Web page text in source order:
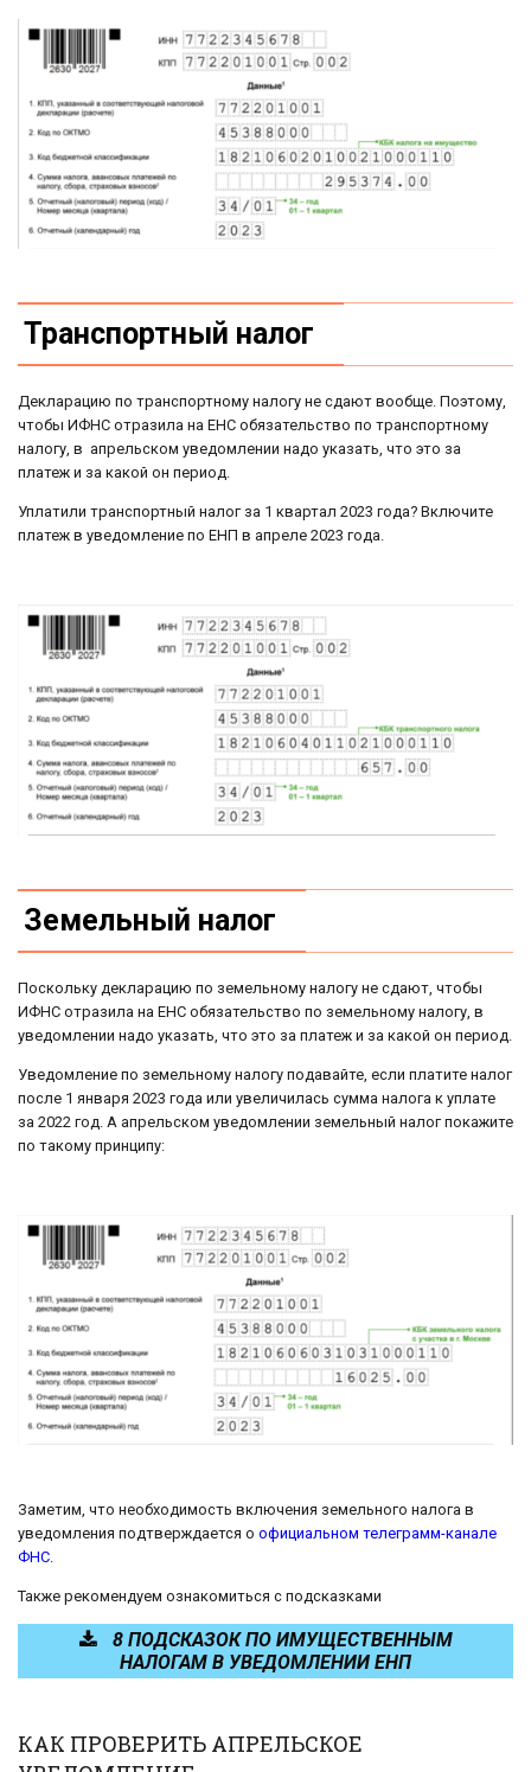
Транспортный налог
Декларацию по транспортному налогу не сдают вообще. Поэтому,
чтобы ИФНС отразила на ЕНС обязательство по транспортному
налогу, в апрельском уведомлении надо указать, что это за
платеж и за какой он период.
Уплатили транспортный налог за 1 квартал 2023 года? Включите
платеж в уведомление по ЕНП в апреле 2023 года.
Земельный налог
Поскольку декларацию по земельному налогу не сдают, чтобы
ИФНС отразила на ЕНС обязательство по земельному налогу, в
уведомлении надо указать, что это за платеж и за какой он период.
Уведомление по земельному налогу подавайте, если платите налог
после 1 января 2023 года или увеличилась сумма налога к уплате
за 2022 год. А апрельском уведомлении земельный налог покажите
по такому принципу:
Заметим, что необходимость включения земельного налога в
уведомления подтверждается о официальном телеграмм-канале
ФНС.
Также рекомендуем ознакомиться с подсказками
8 ПОДСКАЗОК ПО ИМУЩЕСТВЕННЫМ
НАЛОГАМ В УВЕДОМЛЕНИИ ЕНП
КАК ПРОВЕРИТЬ АПРЕЛЬСКОЕ